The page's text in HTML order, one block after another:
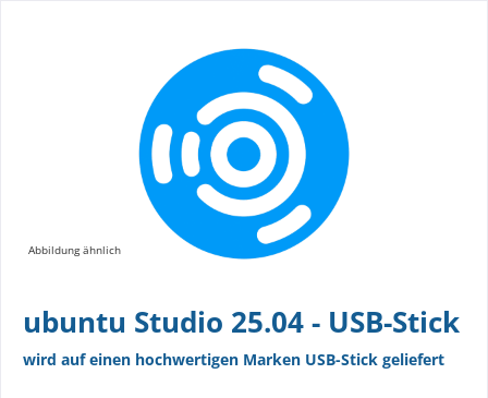
Abbildung ähnlich
ubuntu Studio 25.04 - USB-Stick
wird auf einen hochwertigen Marken USB-Stick geliefert